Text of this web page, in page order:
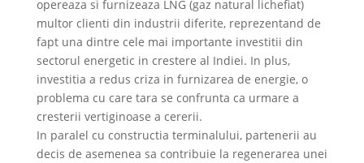
opereaza si furnizeaza LNG (gaz natural lichefiat)
multor clienti din industrii diferite, reprezentand de
fapt una dintre cele mai importante investitii din
sectorul energetic in crestere al Indiei. In plus,
investitia a redus criza in furnizarea de energie, o
problema cu care tara se confrunta ca urmare a
cresterii vertiginoase a cererii.
In paralel cu constructia terminalului, partenerii au
decis de asemenea sa contribuie la regenerarea unei